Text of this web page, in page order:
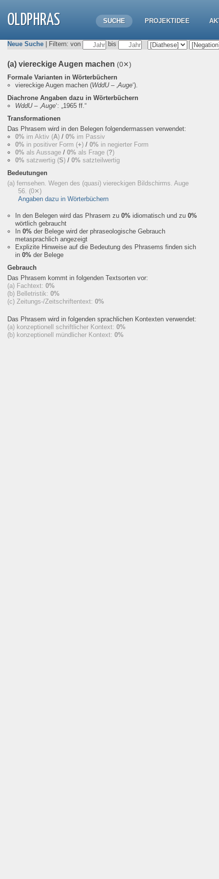
OLDPHRAS SUCHE PROJEKTIDEE
Neue Suche | Filtern: von bis
(a) viereckige Augen machen (0✕)
Formale Varianten in Wörterbüchern
viereckige Augen machen (WddU– ‚Auge‘).
Diachrone Angaben dazu in Wörterbüchern
WddU– ‚Auge‘: „1965 ff.“
Transformationen
Das Phrasem wird in den Belegen folgendermassen verwendet:
0% im Aktiv (A) / 0% im Passiv
0% in positiver Form (+) / 0% in negierter Form
0% als Aussage / 0% als Frage (?)
0% satzwertig (S) / 0% satzteilwertig
Bedeutungen
(a) fernsehen. Wegen des (quasi) viereckigen Bildschirms. Auge
56. (0✕)
Angaben dazu in Wörterbüchern
In den Belegen wird das Phrasem zu 0% idiomatisch und zu 0%
wörtlich gebraucht
In 0% der Belege wird der phraseologische Gebrauch
metasprachlich angezeigt
Explizite Hinweise auf die Bedeutung des Phrasems finden sich
in 0% der Belege
Gebrauch
Das Phrasem kommt in folgenden Textsorten vor:
(a) Fachtext: 0%
(b) Belletristik: 0%
(c) Zeitungs-/Zeitschriftentext: 0%
Das Phrasem wird in folgenden sprachlichen Kontexten verwendet:
(a) konzeptionell schriftlicher Kontext: 0%
(b) konzeptionell mündlicher Kontext: 0%